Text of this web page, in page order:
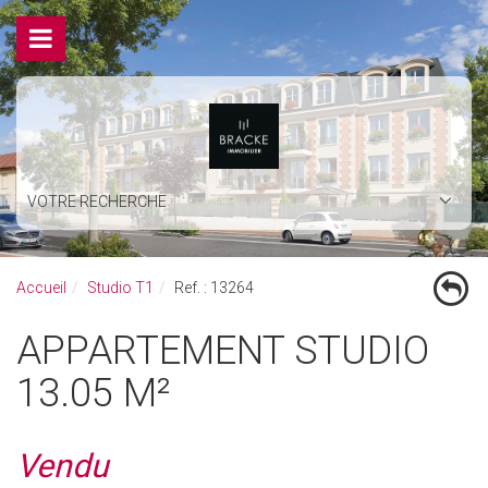
VOTRE RECHERCHE
Accueil Studio T1 Ref. : 13264
APPARTEMENT STUDIO
13.05 M²
Vendu